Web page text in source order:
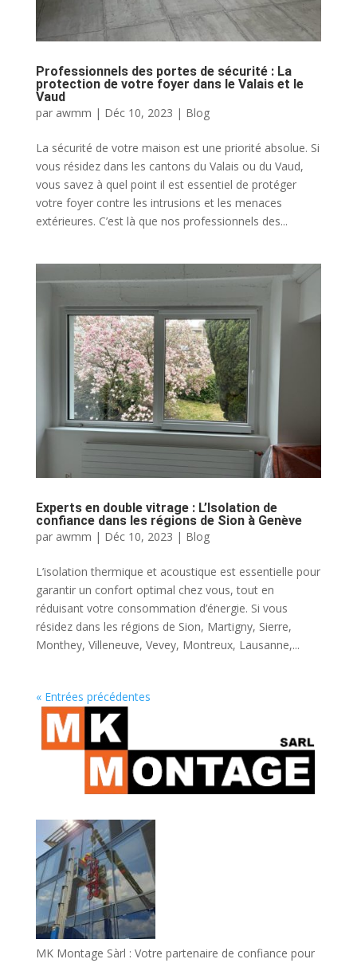
Professionnels des portes de sécurité : La
protection de votre foyer dans le Valais et le
Vaud
par awmm | Déc 10, 2023 | Blog
La sécurité de votre maison est une priorité absolue. Si
vous résidez dans les cantons du Valais ou du Vaud,
vous savez à quel point il est essentiel de protéger
votre foyer contre les intrusions et les menaces
extérieures. C’est là que nos professionnels des...
Experts en double vitrage : L’Isolation de
confiance dans les régions de Sion à Genève
par awmm | Déc 10, 2023 | Blog
L’isolation thermique et acoustique est essentielle pour
garantir un confort optimal chez vous, tout en
réduisant votre consommation d’énergie. Si vous
résidez dans les régions de Sion, Martigny, Sierre,
Monthey, Villeneuve, Vevey, Montreux, Lausanne,...
« Entrées précédentes
MK Montage Sàrl : Votre partenaire de confiance pour